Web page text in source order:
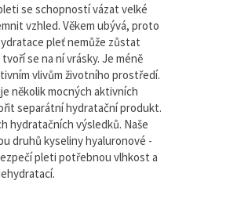
se schopností vázat velké
vzhled. Věkem ubývá, proto
pleť nemůže zůstat
se na ní vrásky. Je méně
vlivům životního prostředí.
několik mocných aktivních
separátní hydratační produkt.
hydratačních výsledků. Naše
druhů kyseliny hyaluronové -
pleti potřebnou vlhkost a